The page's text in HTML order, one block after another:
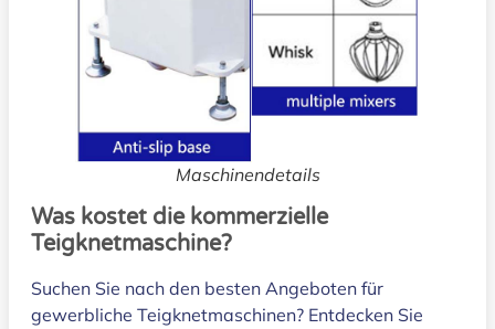
Maschinendetails
Was kostet die kommerzielle
Teigknetmaschine?
Suchen Sie nach den besten Angeboten für
gewerbliche Teigknetmaschinen? Entdecken Sie